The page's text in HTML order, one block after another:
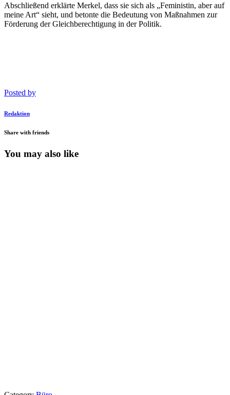
Abschließend erklärte Merkel, dass sie sich als „Feministin, aber auf
meine Art“ sieht, und betonte die Bedeutung von Maßnahmen zur
Förderung der Gleichberechtigung in der Politik.
Posted by
Redaktion
Share with friends
You may also like